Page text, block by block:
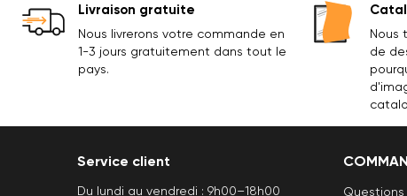
Livraison gratuite
Nous livrerons votre commande en
1-3 jours gratuitement dans tout le
pays.
Nous
de
Service client
Du lundi au vendredi : 9h00–18h00